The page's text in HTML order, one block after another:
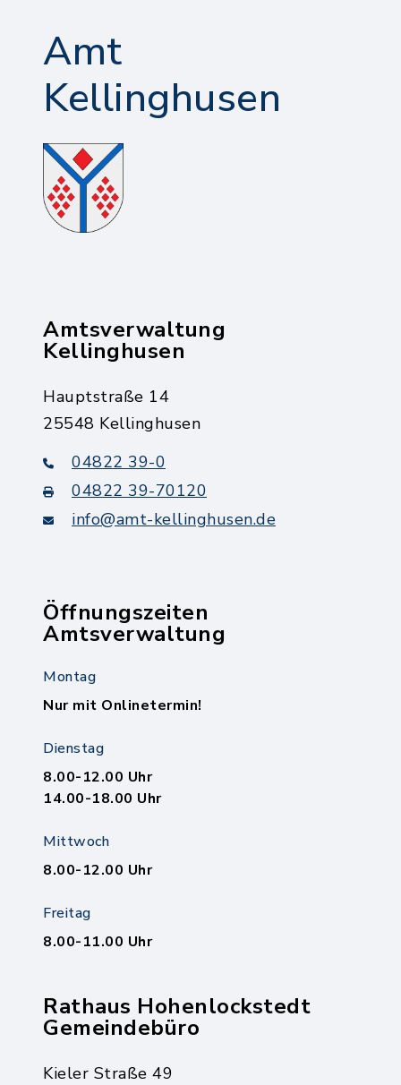
Amt
Kellinghusen
Amtsverwaltung
Kellinghusen
Hauptstraße 14
25548 Kellinghusen
04822 39-0
04822 39-70120
info@amt-kellinghusen.de
Öffnungszeiten
Amtsverwaltung
Montag
Nur mit Onlinetermin!
Dienstag
8.00-12.00 Uhr
14.00-18.00 Uhr
Mittwoch
8.00-12.00 Uhr
Freitag
8.00-11.00 Uhr
Rathaus Hohenlockstedt
Gemeindebüro
Kieler Straße 49